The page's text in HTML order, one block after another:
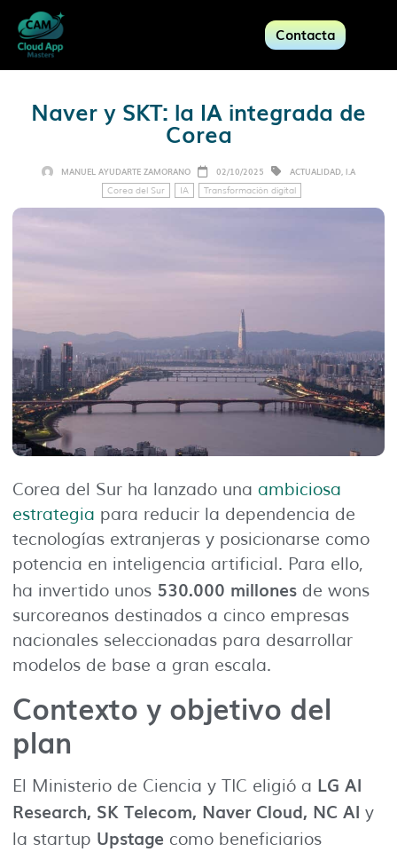
Contacta
Naver y SKT: la IA integrada de
Corea
MANUEL AYUDARTE ZAMORANO 02/10/2025 ACTUALIDAD, I.A
Corea del Sur IA Transformación digital
Corea del Sur ha lanzado una ambiciosa
estrategia para reducir la dependencia de
tecnologías extranjeras y posicionarse como
potencia en inteligencia artificial. Para ello,
ha invertido unos 530.000 millones de wons
surcoreanos destinados a cinco empresas
nacionales seleccionadas para desarrollar
modelos de base a gran escala.
Contexto y objetivo del
plan
El Ministerio de Ciencia y TIC eligió a LG AI
Research, SK Telecom, Naver Cloud, NC AI y
la startup Upstage como beneficiarios